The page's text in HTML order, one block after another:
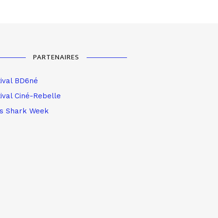
PARTENAIRES
BD6né
Ciné-Rebelle
Shark Week